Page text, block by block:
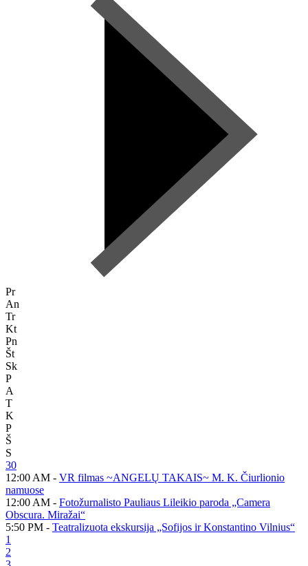
Pr
An
Tr
Kt
Pn
Št
Sk
P
A
T
K
P
Š
S
30
12:00 AM - VR filmas ~ANGELŲ TAKAIS~ M. K. Čiurlionio
namuose
12:00 AM - Fotožurnalisto Pauliaus Lileikio paroda „Camera
Obscura. Miražai“
5:50 PM - Teatralizuota ekskursija „Sofijos ir Konstantino Vilnius“
1
2